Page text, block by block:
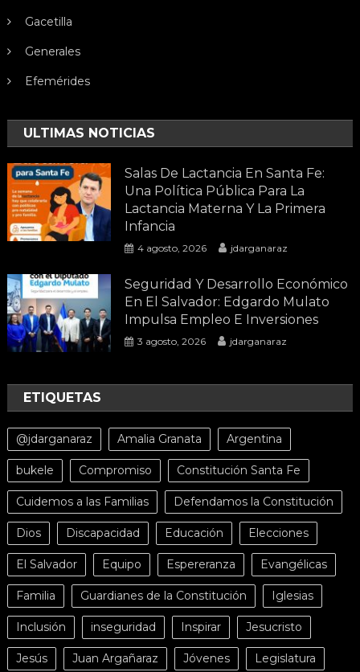
Gacetilla
Generales
Efemérides
ULTIMAS NOTICIAS
Salas De Lactancia En Santa Fe:
Una Política Pública Para La
Lactancia Materna Y La Primera
Infancia
4 agosto, 2026 jdarganaraz
Seguridad Y Desarrollo Económico
En El Salvador: Edgardo Mulato
Impulsa Empleo E Inversiones
3 agosto, 2026 jdarganaraz
ETIQUETAS
@jdarganaraz Amalia Granata Argentina
bukele Compromiso Constitución Santa Fe
Cuidemos a las Familias Defendamos la Constitución
Dios Discapacidad Educación Elecciones
El Salvador Equipo Espereranza Evangélicas
Familia Guardianes de la Constitución Iglesias
Inclusión inseguridad Inspirar Jesucristo
Jesús Juan Argañaraz Jóvenes Legislatura